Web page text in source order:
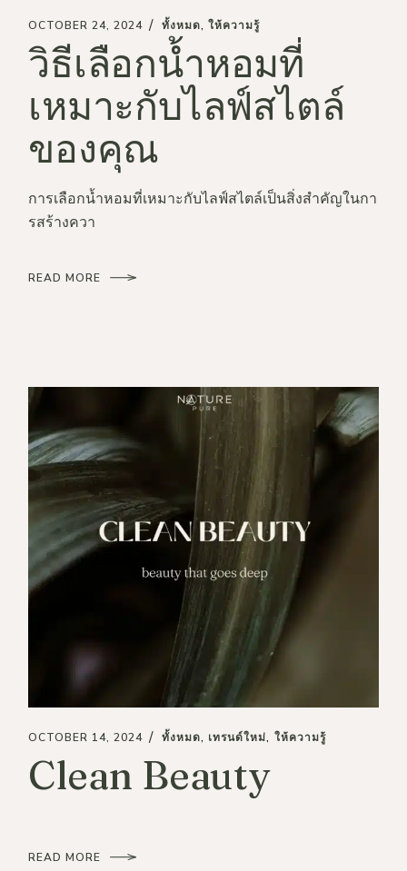
OCTOBER 24, 2024 ทั้งหมด ให้ความรู้
วิธีเลือกน้ำหอมที่
เหมาะกับไลฟ์สไตล์
ของคุณ
การเลือกน้ำหอมที่เหมาะกับไลฟ์สไตล์เป็นสิ่งสำคัญในกา
รสร้างควา
READ MORE
OCTOBER 14, 2024 ทั้งหมด เทรนด์ใหม่ ให้ความรู้
Clean Beauty
READ MORE